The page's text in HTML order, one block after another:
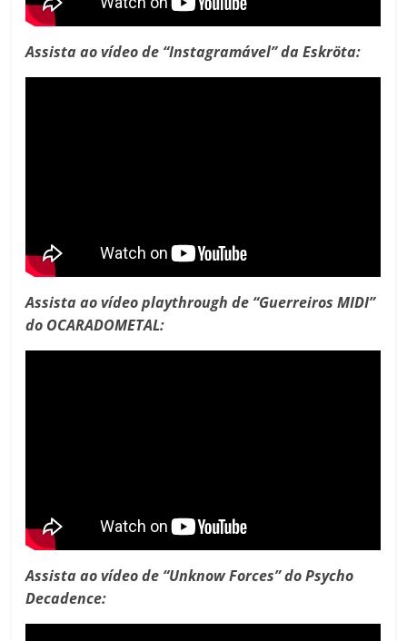
Assista ao vídeo de “Instagramável” da Eskröta:
Assista ao vídeo playthrough de “Guerreiros MIDI”
do OCARADOMETAL:
Assista ao vídeo de “Unknow Forces” do Psycho
Decadence: